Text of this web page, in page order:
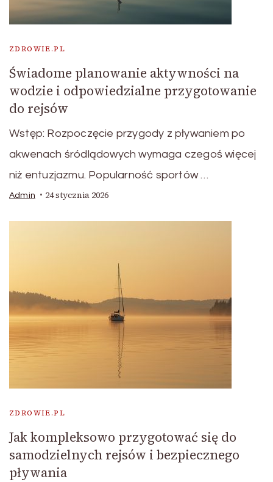
ZDROWIE.PL
Świadome planowanie aktywności na
wodzie i odpowiedzialne przygotowanie
do rejsów
Wstęp: Rozpoczęcie przygody z pływaniem po
akwenach śródlądowych wymaga czegoś więcej
niż entuzjazmu. Popularność sportów …
Admin 24 stycznia 2026
ZDROWIE.PL
Jak kompleksowo przygotować się do
samodzielnych rejsów i bezpiecznego
pływania